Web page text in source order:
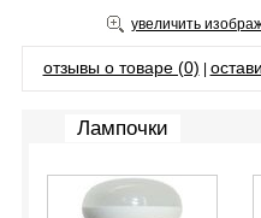
увеличить
отзывы о товаре (0)
Лампочки